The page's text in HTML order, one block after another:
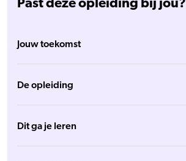
Past deze opleiding bij jou?
Jouw toekomst
De opleiding
Dit ga je leren